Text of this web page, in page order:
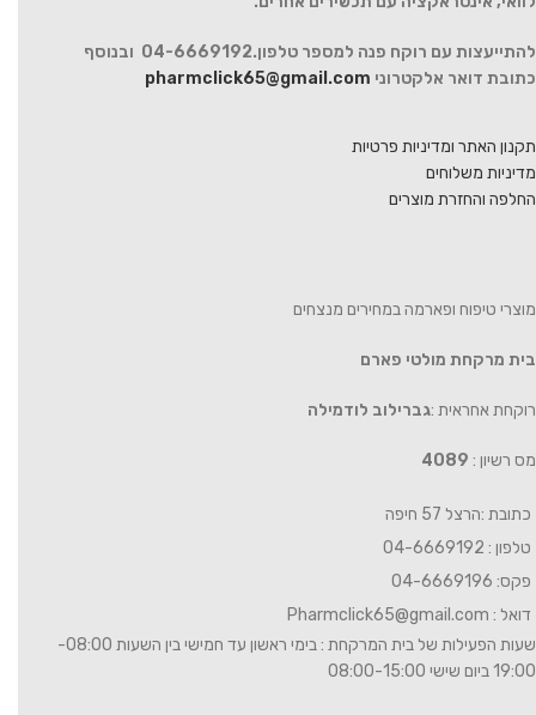
להתייעצות עם רוקח פנה למספר טלפון.04-6669192 ובנוסף
כתובת דואר אלקטרוני pharmclick65@gmail.com
תקנון האתר ומדיניות פרטיות
מדיניות משלוחים
החלפה והחזרת מוצרים
מוצרי טיפוח ופארמה במחירים מנצחים
בית מרקחת מולטי פארם
רוקחת אחראית :גברילוב לודמילה
מס רשיון : 4089
כתובת :הרצל 57 חיפה
טלפון : 04-6669192
פקס: 04-6669196
דואל : Pharmclick65@gmail.com
שעות הפעילות של בית המרקחת : בימי ראשון עד חמישי בין השעות 08:00-
19:00 ביום שישי 08:00-15:00